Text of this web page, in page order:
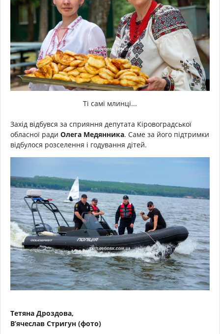
Ті самі млинці...
Захід відбувся за сприяння депутата Кіровоградської
обласної ради Олега Медянника. Саме за його підтримки
відбулося розселення і годування дітей.
Тетяна Дроздова,
В’ячеслав Стригун (фото)